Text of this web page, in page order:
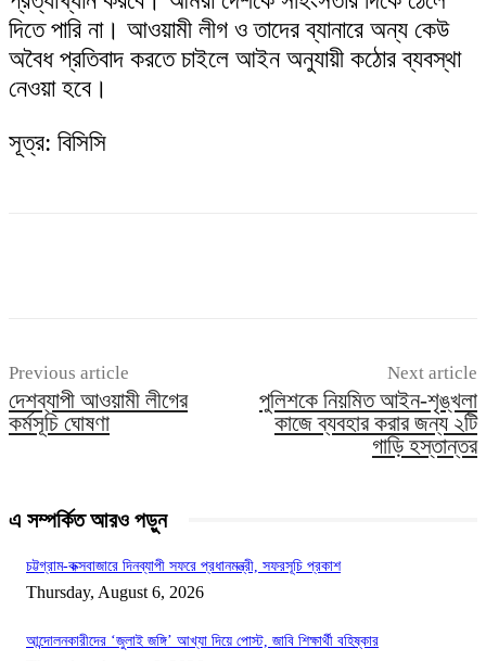
দিতে পারি না। আওয়ামী লীগ ও তাদের ব্যানারে অন্য কেউ
অবৈধ প্রতিবাদ করতে চাইলে আইন অনুযায়ী কঠোর ব্যবস্থা
নেওয়া হবে।
সূত্র: বিসিসি
Previous article
দেশব্যাপী আওয়ামী লীগের
কর্মসূচি ঘোষণা
Next article
পুলিশকে নিয়মিত আইন-শৃঙ্খলা
কাজে ব্যবহার করার জন্য ২টি
গাড়ি হস্তান্তর
এ সম্পর্কিত আরও পড়ুন
চট্টগ্রাম-কক্সবাজারে দিনব্যাপী সফরে প্রধানমন্ত্রী, সফরসূচি প্রকাশ
Thursday, August 6, 2026
আন্দোলনকারীদের ‘জুলাই জঙ্গি’ আখ্যা দিয়ে পোস্ট, জাবি শিক্ষার্থী বহিষ্কার